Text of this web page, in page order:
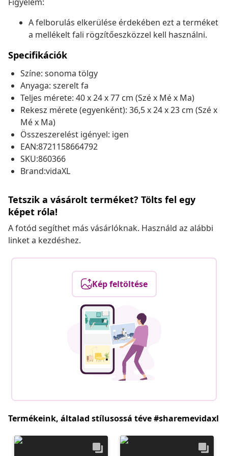
A felborulás elkerülése érdekében ezt a terméket
a mellékelt fali rögzítőeszközzel kell használni.
Specifikációk
Színe: sonoma tölgy
Anyaga: szerelt fa
Teljes mérete: 40 x 24 x 77 cm (Szé x Mé x Ma)
Rekesz mérete (egyenként): 36,5 x 24 x 23 cm (Szé x
Mé x Ma)
Összeszerelést igényel: igen
EAN:8721158664792
SKU:860366
Brand:vidaXL
Tetszik a vásárolt terméket? Tölts fel egy
képet róla!
A fotód segíthet más vásárlóknak. Használd az alábbi
linket a kezdéshez.
Kép feltöltése
Termékeink, általad stílusossá téve #sharemevidaxl